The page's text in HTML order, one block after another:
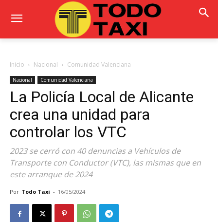
Inicio Nacional Comunidad Valenciana
Nacional Comunidad Valenciana
La Policía Local de Alicante
crea una unidad para
controlar los VTC
2023 se cerró con 40 denuncias a Vehículos de
Transporte con Conductor (VTC), las mismas que en
este arranque de 2024
Por Todo Taxi - 16/05/2024